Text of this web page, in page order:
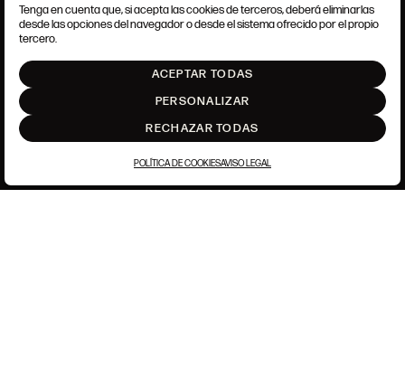
POLÍTICA DE COOKIES
AJUSTE DE COOKIES
Tenga en cuenta que, si acepta las cookies de terceros, deberá eliminarlas
desde las opciones del navegador o desde el sistema ofrecido por el propio
tercero.
ACEPTAR TODAS
PERSONALIZAR
RECHAZAR TODAS
POLÍTICA DE COOKIESAVISO LEGAL